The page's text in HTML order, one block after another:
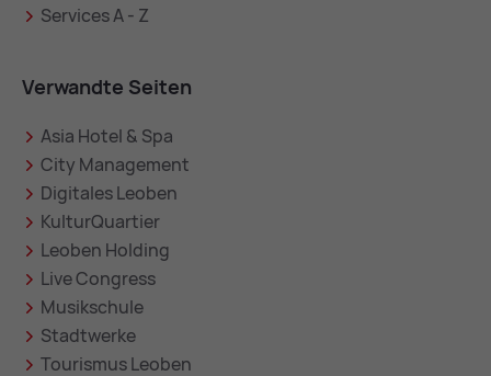
Services A - Z
Verwandte Seiten
Asia Hotel & Spa
City Management
Digitales Leoben
KulturQuartier
Leoben Holding
Live Congress
Musikschule
Stadtwerke
Tourismus Leoben